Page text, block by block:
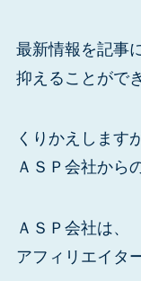
最新情報を記事
抑えることがで
くりかえしますが
ＡＳＰ会社から
ＡＳＰ会社は、
アフィリエイタ